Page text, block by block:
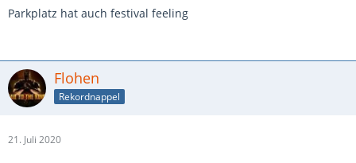
Parkplatz hat auch festival feeling
Flohen
Rekordnappel
21. Juli 2020